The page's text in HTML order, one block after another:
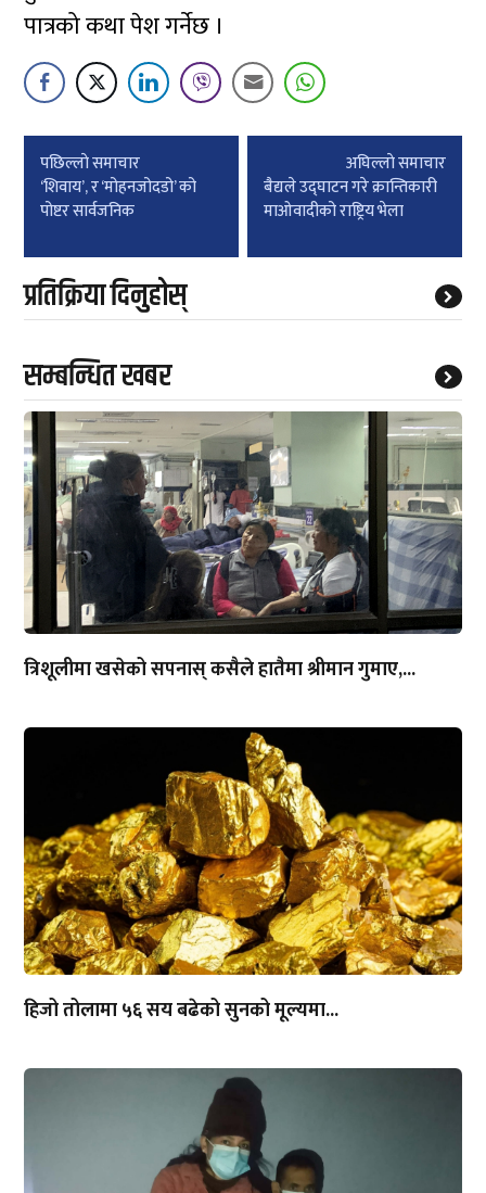
पात्रको कथा पेश गर्नेछ ।
Post
navigation
पछिल्लाे समाचार
‘शिवाय’, र ‘मोहनजोदडो’ को
पोष्टर सार्वजनिक
अघिल्लाे समाचार
बैद्यले उद्घाटन गरे क्रान्तिकारी
माओवादीको राष्ट्रिय भेला
प्रतिक्रिया दिनुहोस्
सम्बन्धित खबर
त्रिशूलीमा खसेको सपनास् कसैले हातैमा श्रीमान गुमाए,...
हिजो तोलामा ५६ सय बढेको सुनको मूल्यमा...